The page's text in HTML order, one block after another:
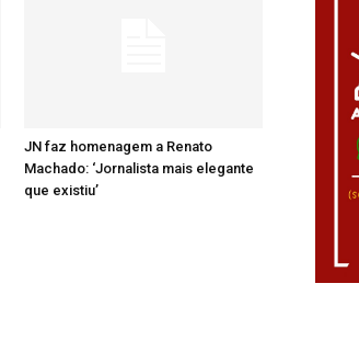
JN faz homenagem a Renato
Machado: ‘Jornalista mais elegante
que existiu’